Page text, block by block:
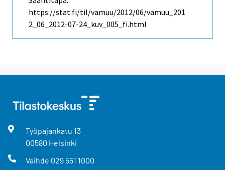
https://stat.fi/til/vamuu/2012/06/vamuu_201
2_06_2012-07-24_kuv_005_fi.html
Työpajankatu 13
00580 Helsinki
Vaihde 029 551 1000